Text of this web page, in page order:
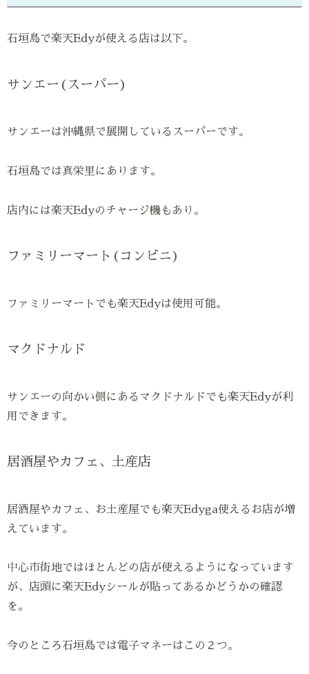
石垣島で楽天Edyが使える店は以下。
サンエー(スーパー)
サンエーは沖縄県で展開しているスーパーです。
石垣島では真栄里にあります。
店内には楽天Edyのチャージ機もあり。
ファミリーマート(コンビニ)
ファミリーマートでも楽天Edyは使用可能。
マクドナルド
サンエーの向かい側にあるマクドナルドでも楽天Edyが利
用できます。
居酒屋やカフェ、土産店
居酒屋やカフェ、お土産屋でも楽天Edyga使えるお店が増
えています。
中心市街地ではほとんどの店が使えるようになっています
が、店頭に楽天Edyシールが貼ってあるかどうかの確認
を。
今のところ石垣島では電子マネーはこの２つ。